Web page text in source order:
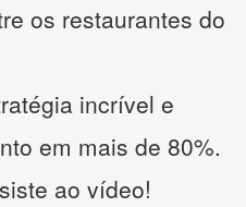
os restaurantes do
incrível e
em mais de 80%.
ao vídeo!